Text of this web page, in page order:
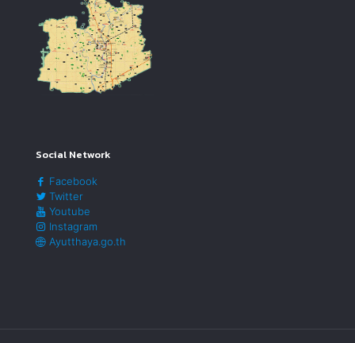
Social Network
Facebook
Twitter
Youtube
Instagram
Ayutthaya.go.th